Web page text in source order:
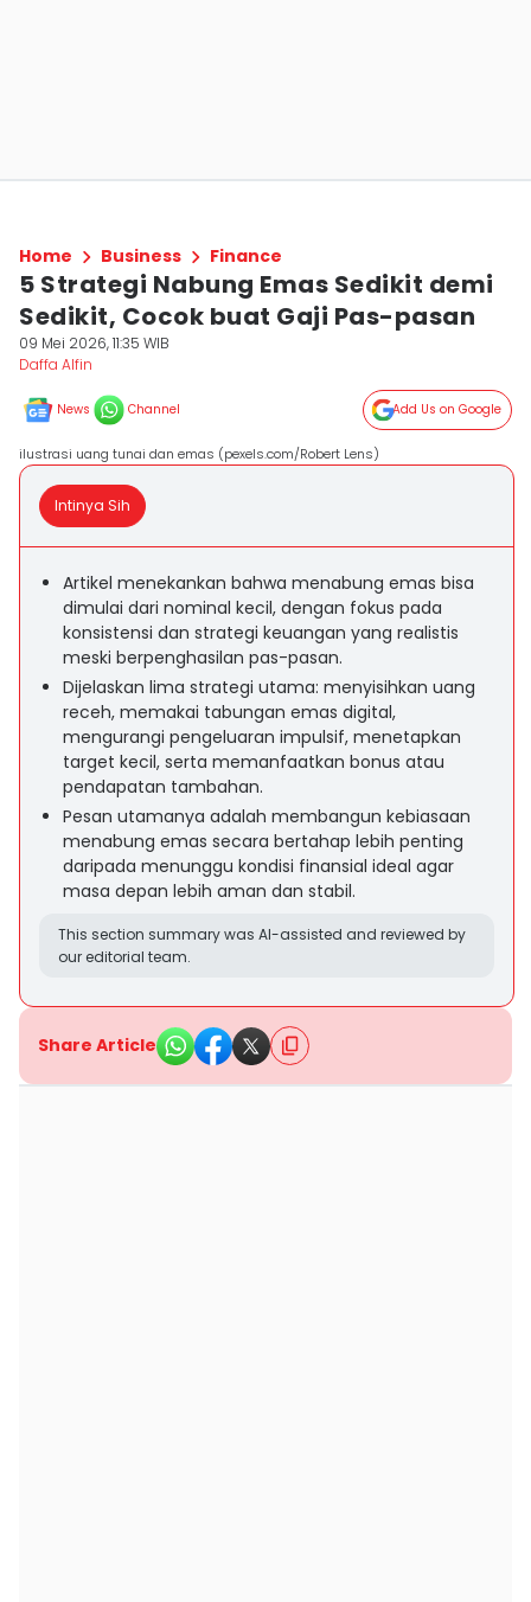
Home Business Finance
5 Strategi Nabung Emas Sedikit demi
Sedikit, Cocok buat Gaji Pas-pasan
09 Mei 2026, 11:35 WIB
Daffa Alfin
News Channel Add Us on Google
ilustrasi uang tunai dan emas (pexels.com/Robert Lens)
Intinya Sih
Artikel menekankan bahwa menabung emas bisa
dimulai dari nominal kecil, dengan fokus pada
konsistensi dan strategi keuangan yang realistis
meski berpenghasilan pas-pasan.
Dijelaskan lima strategi utama: menyisihkan uang
receh, memakai tabungan emas digital,
mengurangi pengeluaran impulsif, menetapkan
target kecil, serta memanfaatkan bonus atau
pendapatan tambahan.
Pesan utamanya adalah membangun kebiasaan
menabung emas secara bertahap lebih penting
daripada menunggu kondisi finansial ideal agar
masa depan lebih aman dan stabil.
This section summary was AI-assisted and reviewed by
our editorial team.
Share Article